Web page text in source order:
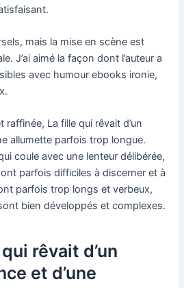
mais la mise en scène est
J’ai aimé la façon dont l’auteur a
avec humour ebooks ironie,
La fille qui rêvait d’un
allumette parfois trop longue.
coule avec une lenteur délibérée,
parfois difficiles à discerner et à
parfois trop longs et verbeux,
bien développés et complexes.
rêvait d’un
et d’une